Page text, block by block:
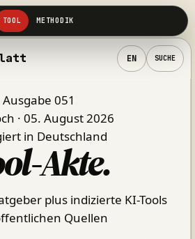
EN SUCHE
Ausgabe 051
· 05. August 2026
in Deutschland
Akte.
plus indizierte KI-Tools
Quellen